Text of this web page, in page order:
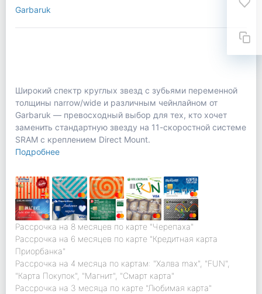
Garbaruk
Широкий спектр круглых звезд с зубьями переменной
толщины narrow/wide и различным чейнлайном от
Garbaruk — превосходный выбор для тех, кто хочет
заменить стандартную звезду на 11-скоростной системе
SRAM с креплением Direct Mount.
Подробнее
Рассрочка на 8 месяцев по карте "Черепаха"
Рассрочка на 6 месяцев по карте "Кредитная карта
Приорбанка"
Рассрочка на 4 месяца по картам: "Халва max", "FUN",
"Карта Покупок", "Магнит", "Смарт карта"
Рассрочка на 3 месяца по карте "Любимая карта"